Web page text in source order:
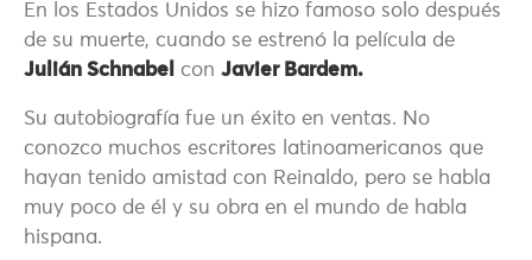
En los Estados Unidos se hizo famoso solo después
de su muerte, cuando se estrenó la película de
Julián Schnabel con Javier Bardem.
Su autobiografía fue un éxito en ventas. No
conozco muchos escritores latinoamericanos que
hayan tenido amistad con Reinaldo, pero se habla
muy poco de él y su obra en el mundo de habla
hispana.